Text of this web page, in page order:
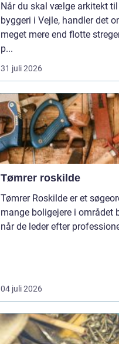
Når du skal vælge arkitekt
byggeri i Vejle, handler det
meget mere end flotte
p...
31 juli 2026
Tømrer roskilde
Tømrer Roskilde er et
mange boligejere i området
når de leder efter
04 juli 2026